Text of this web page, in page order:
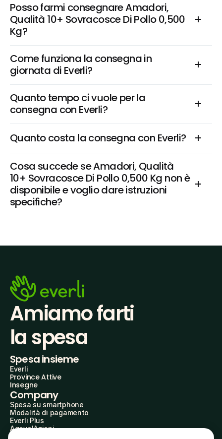
Posso farmi consegnare Amadori,
Qualità 10+ Sovracosce Di Pollo 0,500
Kg?
Come funziona la consegna in
giornata di Everli?
Quanto tempo ci vuole per la
consegna con Everli?
Quanto costa la consegna con Everli?
Cosa succede se Amadori, Qualità
10+ Sovracosce Di Pollo 0,500 Kg non è
disponibile e voglio dare istruzioni
specifiche?
Amiamo farti
la spesa
Spesa insieme
Everli
Province Attive
Insegne
Company
Spesa su smartphone
Modalità di pagamento
Everli Plus
AgevolAzioni